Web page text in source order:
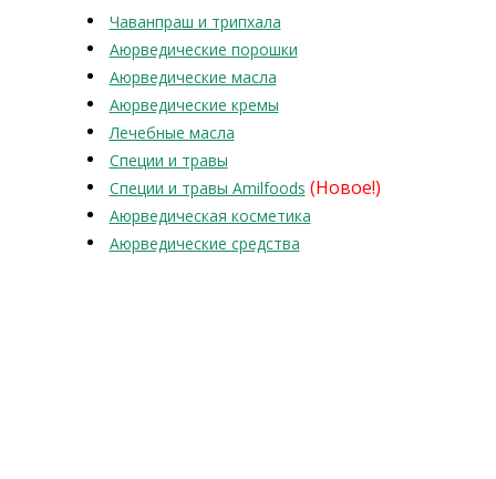
Чаванпраш и трипхала
Аюрведические порошки
Аюрведические масла
Аюрведические кремы
Лечебные масла
Специи и травы
Специи и травы Amilfoods (Новое!)
Аюрведическая косметика
Аюрведические средства